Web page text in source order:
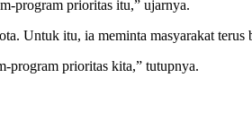
program prioritas itu,” ujarnya.
Untuk itu, ia meminta masyarakat
program prioritas kita,” tutupnya.